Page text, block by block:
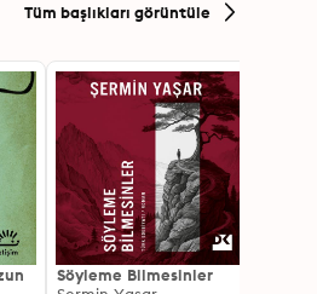
Tüm başlıkları görüntüle
Söyleme Bilmesinler